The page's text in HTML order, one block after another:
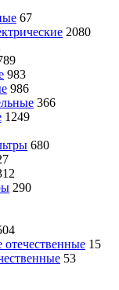
67
2080
983
986
366
1249
680
290
15
53